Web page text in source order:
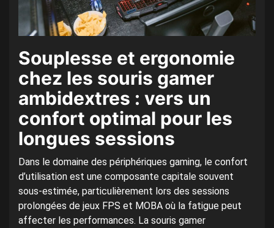
Souplesse et ergonomie
chez les souris gamer
ambidextres : vers un
confort optimal pour les
longues sessions
Dans le domaine des périphériques gaming, le confort
d’utilisation est une composante capitale souvent
sous-estimée, particulièrement lors des sessions
prolongées de jeux FPS et MOBA où la fatigue peut
affecter les performances. La souris gamer